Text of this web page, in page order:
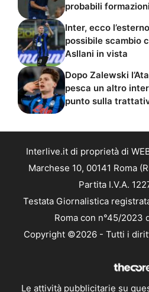
probabili formazioni
Inter, ecco
possibile scambio
Asllani in vista
Dopo Zalewski
pesca un altro
punto sulla
Interlive.it di proprietà di
Marchese 10, 00141 Roma
Partita I.V.A.
Testata Giornalistica
Roma con n°45/2023
Copyright ©2026 - Tutti i
Le attività pubblicitarie su